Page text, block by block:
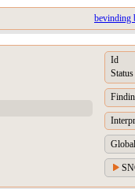
bevinding
Id
Status